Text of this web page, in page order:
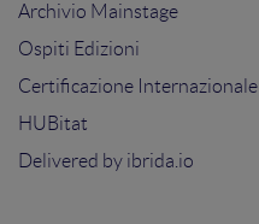
Archivio Mainstage
Ospiti Edizioni
Certificazione Internazionale
HUBitat
Delivered by ibrida.io